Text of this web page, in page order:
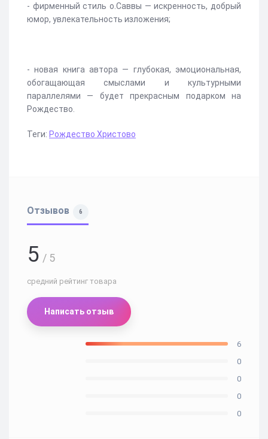
- фирменный стиль о.Саввы — искренность, добрый
юмор, увлекательность изложения;
- новая книга автора — глубокая, эмоциональная,
обогащающая смыслами и культурными
параллелями — будет прекрасным подарком на
Рождество.
Теги: Рождество Христово
Отзывов 6
5 / 5
средний рейтинг товара
Написать отзыв
6
0
0
0
0